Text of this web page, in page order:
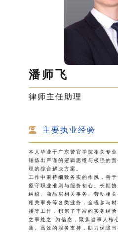
潘师飞
律师主任助理
主要执业经验
本人毕业于广东警官学院相关专
锤炼出严谨的逻辑思维与极强的
理的综合解决方案。
工作中秉持细致务实的作风，善
坚守职业准则与服务初心。长期
纠纷、商品房相关事务、劳动相
相关事务等各类业务，全程参与
接等工作，积累了丰富的实务经
之事处之”为信念，聚焦当事人核
质、高效的服务支持，助力保障当